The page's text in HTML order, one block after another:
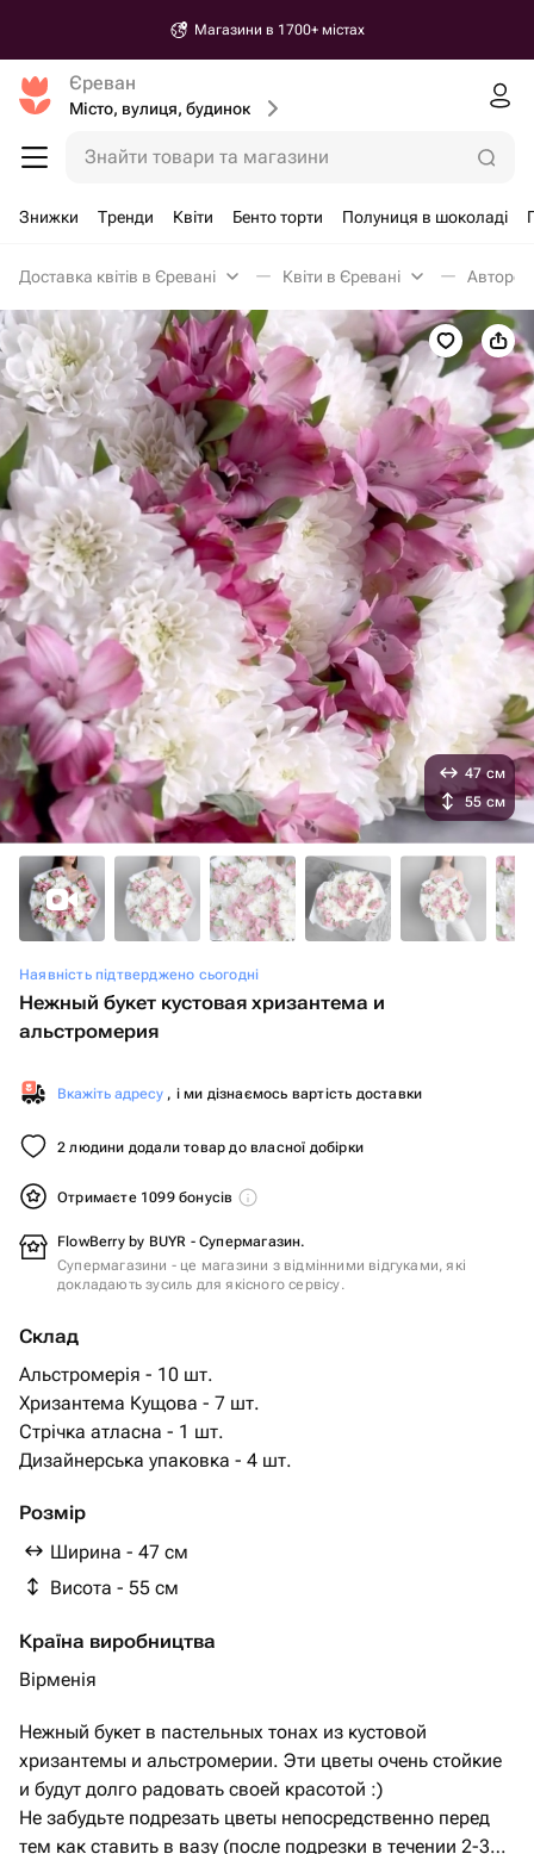
Магазини в 1700+ містах
Єреван
Місто, вулиця, будинок
Знайти товари та магазини
Знижки Тренди Квіти Бенто торти Полуниця в шоколаді
Доставка квітів в Єревані Квіти в Єревані
Наявність підтверджено сьогодні
Нежный букет кустовая хризантема и
альстромерия
Вкажіть адресу , і ми дізнаємось вартість доставки
2 людини додали товар до власної добірки
Отримаєте 1099 бонусів
FlowBerry by BUYR - Супермагазин.
Супермагазини - це магазини з відмінними відгуками, які
докладають зусиль для якісного сервісу.
Склад
Альстромерія - 10 шт.
Хризантема Кущова - 7 шт.
Стрічка атласна - 1 шт.
Дизайнерська упаковка - 4 шт.
Розмір
Ширина - 47 см
Висота - 55 см
Країна виробництва
Вірменія
47 см
55 см
Нежный букет в пастельных тонах из кустовой
хризантемы и альстромерии. Эти цветы очень стойкие
и будут долго радовать своей красотой :)
Не забудьте подрезать цветы непосредственно перед
тем как ставить в вазу (после подрезки в течении 2-3